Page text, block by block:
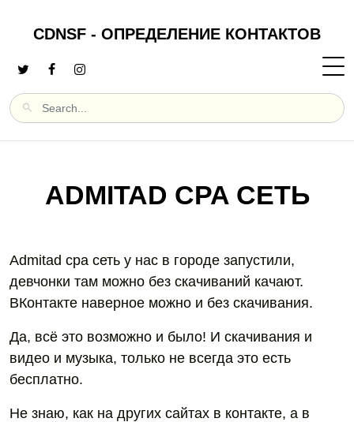
CDNSF - ОПРЕДЕЛЕНИЕ КОНТАКТОВ
ADMITAD CPA СЕТЬ
Admitad cpa сеть у нас в городе запустили,
девчонки там можно без скачиваний качают.
ВКонтакте наверное можно и без скачивания.
Да, всё это возможно и было! И скачивания и
видео и музыка, только не всегда это есть
бесплатно.
Не знаю, как на других сайтах в контакте, а в